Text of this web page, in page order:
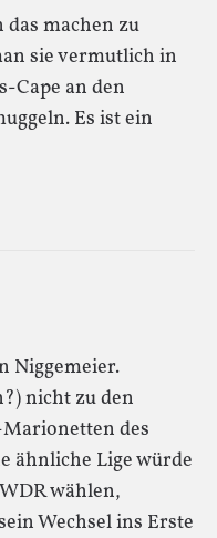
das machen zu
sie vermutlich in
Cape an den
Es ist ein
Niggemeier.
nicht zu den
des
ähnliche Lige würde
wählen,
Wechsel ins Erste